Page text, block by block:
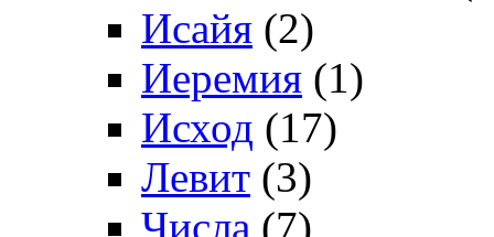
Исайя (2)
Иеремия (1)
Исход (17)
Левит (3)
Числа (7)